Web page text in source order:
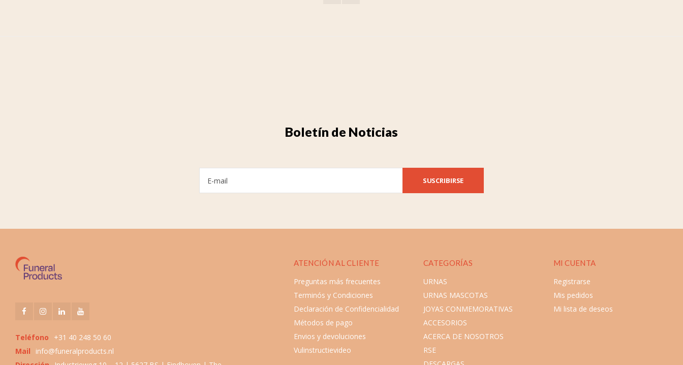
Boletín de Noticias
SUSCRIBIRSE
Teléfono
+31 40 248 50 60
Mail
info@funeralproducts.nl
ATENCIÓN AL CLIENTE
Preguntas más frecuentes
Terminós y Condiciones
Declaración de Confidencialidad
Métodos de pago
Envios y devoluciones
Vulinstructievideo
CATEGORÍAS
URNAS
URNAS MASCOTAS
JOYAS CONMEMORATIVAS
ACCESORIOS
ACERCA DE NOSOTROS
RSE
MI CUENTA
Registrarse
Mis pedidos
Mi lista de deseos